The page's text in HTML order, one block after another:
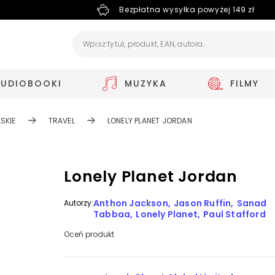
Bezpłatna wysyłka powyżej 149 zł
MUZYKA FILMY
TRAVEL LONELY PLANET JORDAN
Lonely Planet Jordan
Autorzy:Anthon Jackson Jason Ruffin Sanad
Tabbaa Lonely Planet Paul Stafford
Oceń produkt